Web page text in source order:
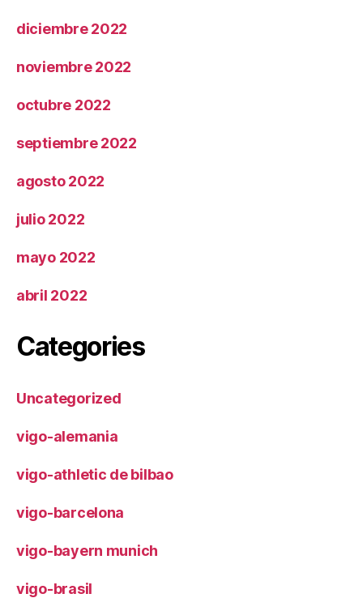
diciembre 2022
noviembre 2022
octubre 2022
septiembre 2022
agosto 2022
julio 2022
mayo 2022
abril 2022
Categories
Uncategorized
vigo-alemania
vigo-athletic de bilbao
vigo-barcelona
vigo-bayern munich
vigo-brasil